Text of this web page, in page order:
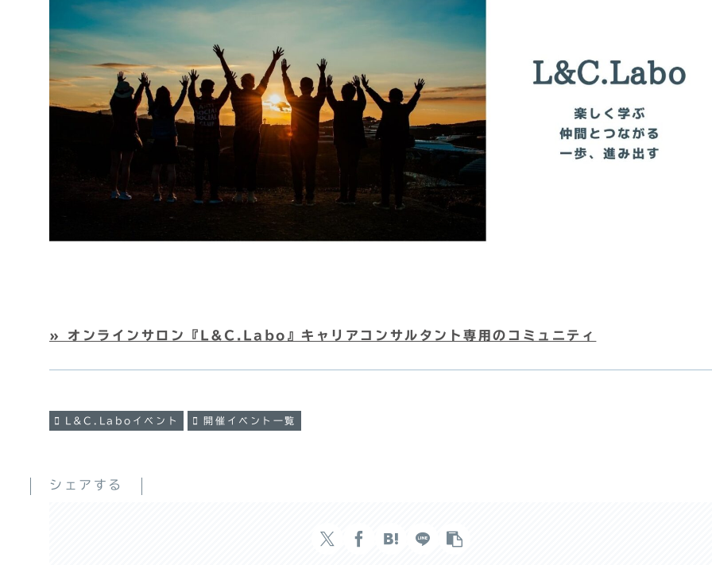
» オンラインサロン『L&C.Labo』キャリアコンサルタント専用のコミュニティ
L&C.Laboイベント 開催イベント一覧
シェアする